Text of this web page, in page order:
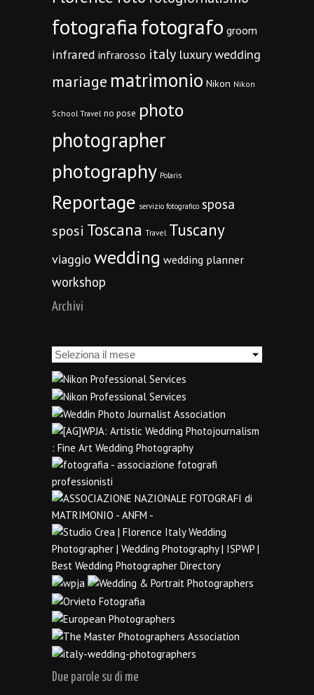
fotografiafotografo groom
infrared infrarosso italy luxury wedding
mariage matrimonio Nikon Nikon
School Travel no pose photo
photographer
photography Polaris
Reportage servizio fotografico sposa
sposi Toscana Travel Tuscany
viaggio wedding wedding planner
workshop
Archivi
Archivi
Due parole su di me